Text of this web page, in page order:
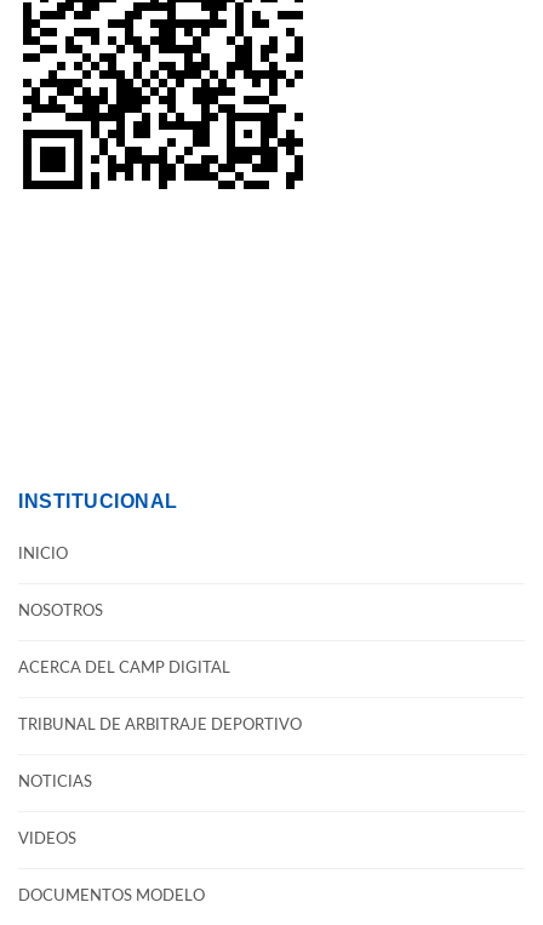
INSTITUCIONAL
INICIO
NOSOTROS
ACERCA DEL CAMP DIGITAL
TRIBUNAL DE ARBITRAJE DEPORTIVO
NOTICIAS
VIDEOS
DOCUMENTOS MODELO